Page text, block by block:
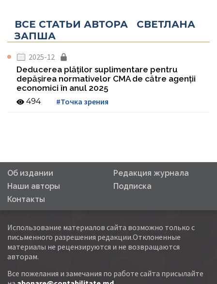
ВСЕ СТАТЬИ АВТОРА СВЕТЛАНА
ЗАПША
2025-12
Deducerea plăților suplimentare pentru
depășirea normativelor CMA de către agenții
economici în anul 2025
494 #Точка зрения
Об издании
Редакция журнала
Наши авторы
Подписка
Контакты
Использование материалов сайта возможно только с
письменного разрешения редакции.Отклоненные
материалы не рецензируются и не возвращаются
авторам.
Все пожелания и замечания по работе сайта присылайте